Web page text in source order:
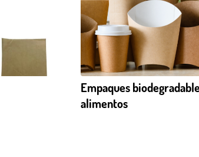
Empaques
alimentos